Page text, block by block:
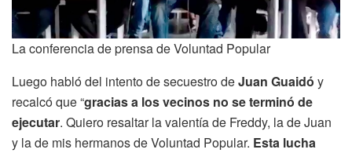
La conferencia de prensa de Voluntad Popular
Luego habló del intento de secuestro deJuan Guaidó y
recalcó que “gracias a los vecinos no se terminó de
ejecutar. Quiero resaltar la valentía de Freddy, la de Juan
y la de mis hermanos de Voluntad Popular. Esta lucha